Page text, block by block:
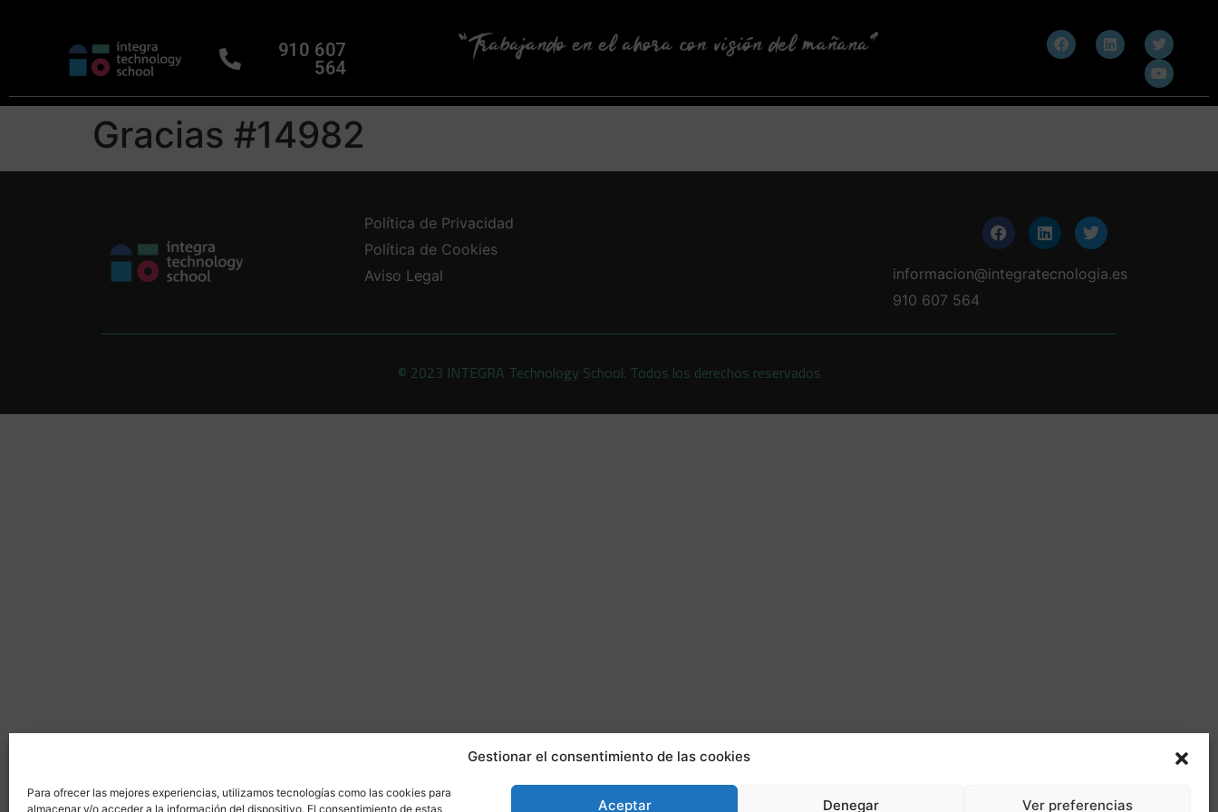
Gestionar el consentimiento de las cookies
Para ofrecer las mejores experiencias, utilizamos tecnologías como las cookies para
almacenar y/o acceder a la información del dispositivo. El consentimiento de estas
Aceptar Denegar Ver preferencias
910 607
564
Gracias #14982
Política de Privacidad
Política de Cookies
Aviso Legal
informacion@integratecnologia.es
910 607 564
© 2023 INTEGRA Technology School. Todos los derechos reservados